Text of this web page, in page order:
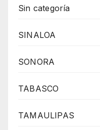
Sin categoría
SINALOA
SONORA
TABASCO
TAMAULIPAS